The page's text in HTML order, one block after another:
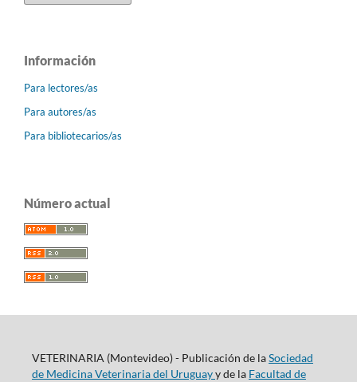
Información
Para lectores/as
Para autores/as
Para bibliotecarios/as
Número actual
VETERINARIA (Montevideo) - Publicación de laSociedad
de Medicina Veterinaria del Uruguayy de la Facultad de